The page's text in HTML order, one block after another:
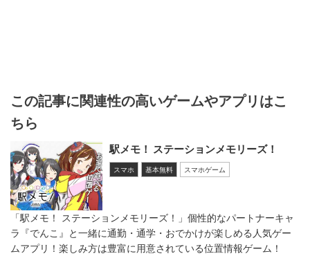
この記事に関連性の高いゲームやアプリはこ
ちら
駅メモ！ ステーションメモリーズ！
スマホ 基本無料 スマホゲーム
「駅メモ！ ステーションメモリーズ！」個性的なパートナーキャ
ラ『でんこ』と一緒に通勤・通学・おでかけが楽しめる人気ゲー
ムアプリ！楽しみ方は豊富に用意されている位置情報ゲーム！